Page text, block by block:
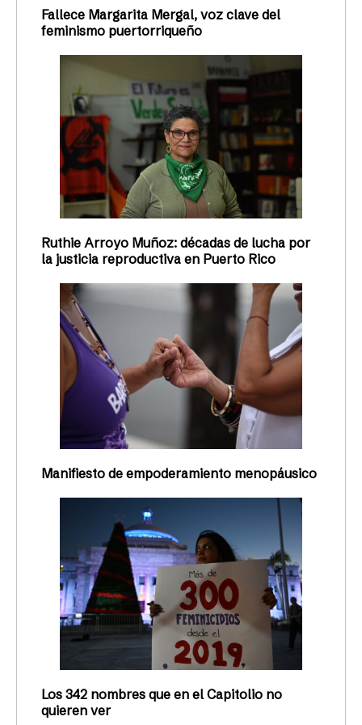
Fallece Margarita Mergal, voz clave del
feminismo puertorriqueño
Ruthie Arroyo Muñoz: décadas de lucha por
la justicia reproductiva en Puerto Rico
Manifiesto de empoderamiento menopáusico
Los 342 nombres que en el Capitolio no
quieren ver